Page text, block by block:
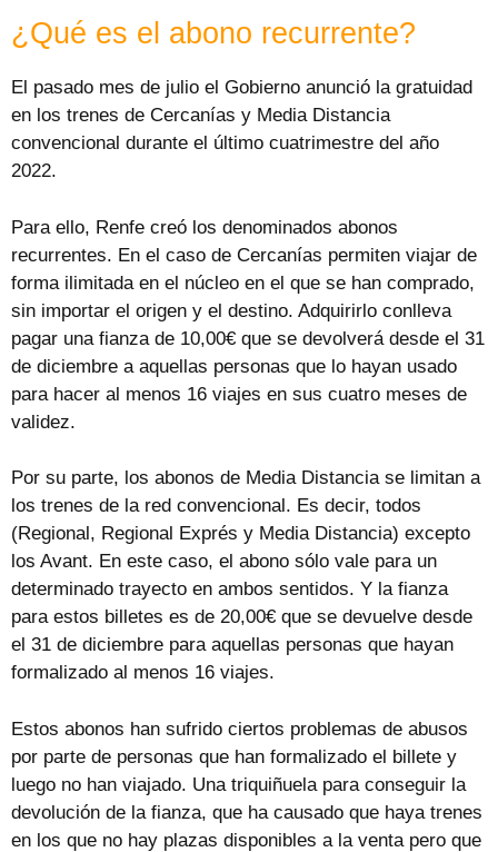
¿Qué es el abono recurrente?
El pasado mes de julio el Gobierno anunció la gratuidad
en los trenes de Cercanías y Media Distancia
convencional durante el último cuatrimestre del año
2022.
Para ello, Renfe creó los denominados abonos
recurrentes. En el caso de Cercanías permiten viajar de
forma ilimitada en el núcleo en el que se han comprado,
sin importar el origen y el destino. Adquirirlo conlleva
pagar una fianza de 10,00€ que se devolverá desde el 31
de diciembre a aquellas personas que lo hayan usado
para hacer al menos 16 viajes en sus cuatro meses de
validez.
Por su parte, los abonos de Media Distancia se limitan a
los trenes de la red convencional. Es decir, todos
(Regional, Regional Exprés y Media Distancia) excepto
los Avant. En este caso, el abono sólo vale para un
determinado trayecto en ambos sentidos. Y la fianza
para estos billetes es de 20,00€ que se devuelve desde
el 31 de diciembre para aquellas personas que hayan
formalizado al menos 16 viajes.
Estos abonos han sufrido ciertos problemas de abusos
por parte de personas que han formalizado el billete y
luego no han viajado. Una triquiñuela para conseguir la
devolución de la fianza, que ha causado que haya trenes
en los que no hay plazas disponibles a la venta pero que